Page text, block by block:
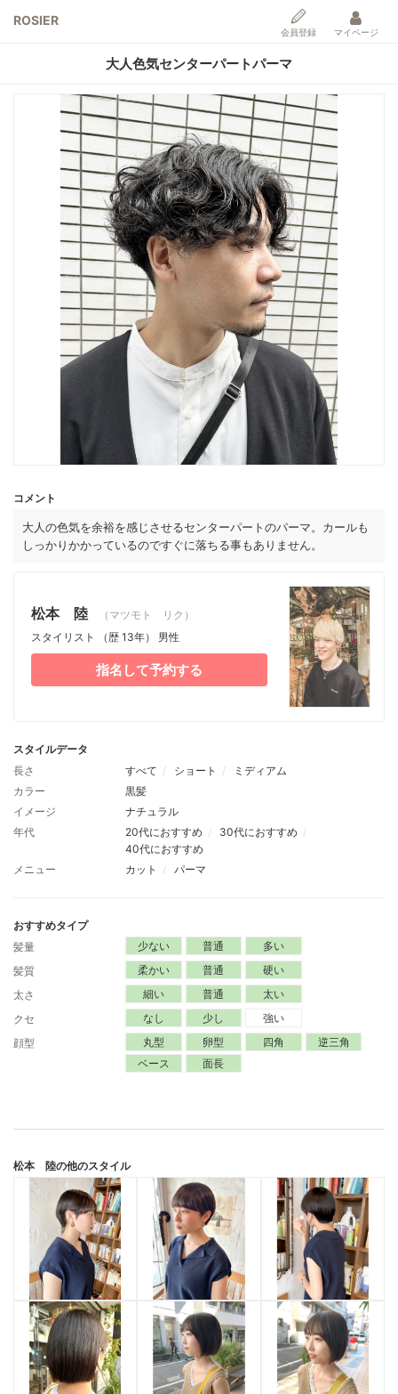
ROSIER
会員登録 マイページ
大人色気センターパートパーマ
コメント
大人の色気を余裕を感じさせるセンターパートのパーマ。カールも
しっかりかかっているのですぐに落ちる事もありません。
松本 陸
（マツモト リク）
スタイリスト
（歴 13年） 男性
指名して予約する
スタイルデータ
長さ
すべて ショート
ミディアム
カラー
黒髪
イメージ
ナチュラル
年代
20代におすすめ
30代におすすめ
40代におすすめ
メニュー
カット パーマ
おすすめタイプ
髪量
少ない 普通
多い
髪質
柔かい 普通
硬い
太さ
細い 普通
太い
クセ
なし 少し
強い
顔型
丸型 卵型 四角
逆三角
ベース
面長
松本 陸の他のスタイル